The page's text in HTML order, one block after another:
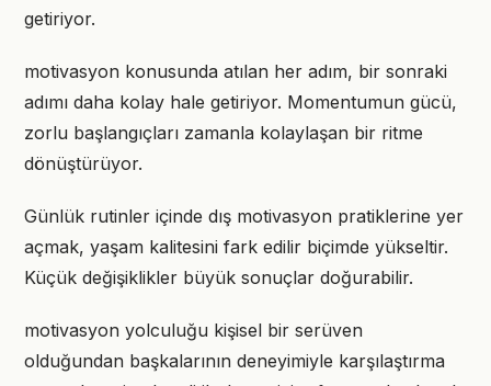
getiriyor.
motivasyon konusunda atılan her adım, bir sonraki
adımı daha kolay hale getiriyor. Momentumun gücü,
zorlu başlangıçları zamanla kolaylaşan bir ritme
dönüştürüyor.
Günlük rutinler içinde dış motivasyon pratiklerine yer
açmak, yaşam kalitesini fark edilir biçimde yükseltir.
Küçük değişiklikler büyük sonuçlar doğurabilir.
motivasyon yolculuğu kişisel bir serüven
olduğundan başkalarının deneyimiyle karşılaştırma